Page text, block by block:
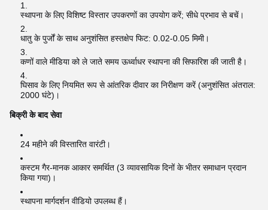
स्थापना के लिए विशिष्ट विस्तार उपकरणों का उपयोग करें; सीधे प्रभाव से बचें।
धातु के पुर्जों के साथ अनुशंसित हस्तक्षेप फिट: 0.02-0.05 मिमी।
कणों वाले मीडिया को ले जाते समय ऊर्ध्वाधर स्थापना की सिफारिश की जाती है।
घिसाव के लिए नियमित रूप से आंतरिक दीवार का निरीक्षण करें (अनुशंसित अंतराल:
2000 घंटे)।
बिक्री के बाद सेवा
24 महीने की विस्तारित वारंटी।
कस्टम गैर-मानक आकार समर्थित (3 व्यावसायिक दिनों के भीतर समाधान प्रदान
किया गया)।
स्थापना मार्गदर्शन वीडियो उपलब्ध हैं।